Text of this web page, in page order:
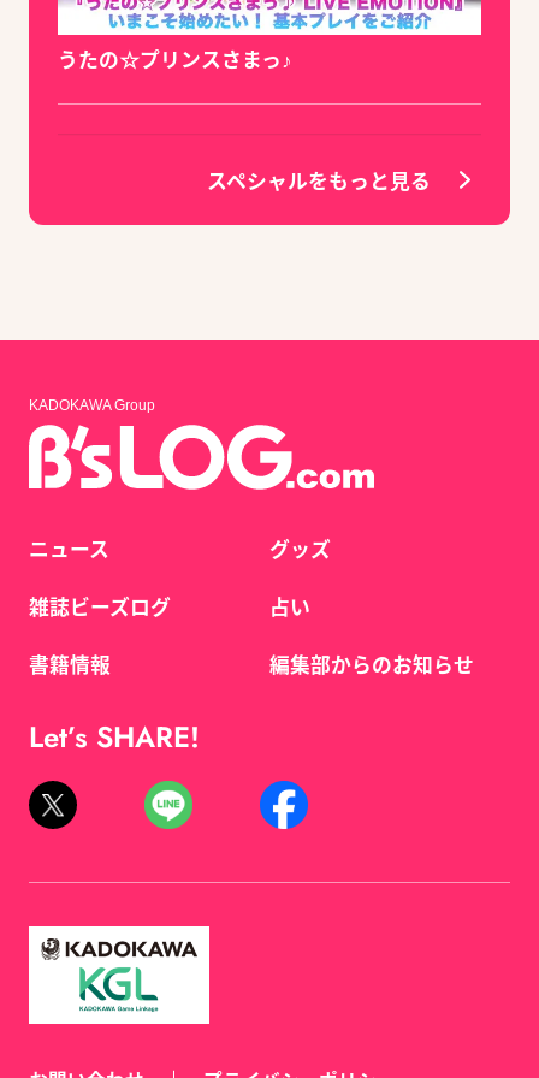
うたの☆プリンスさまっ♪
スペシャルをもっと見る
KADOKAWA Group
ニュース
雑誌ビーズログ
書籍情報
グッズ
占い
編集部からのお知らせ
Let’s SHARE!